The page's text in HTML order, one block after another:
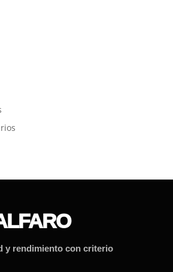
y rendimiento con criterio